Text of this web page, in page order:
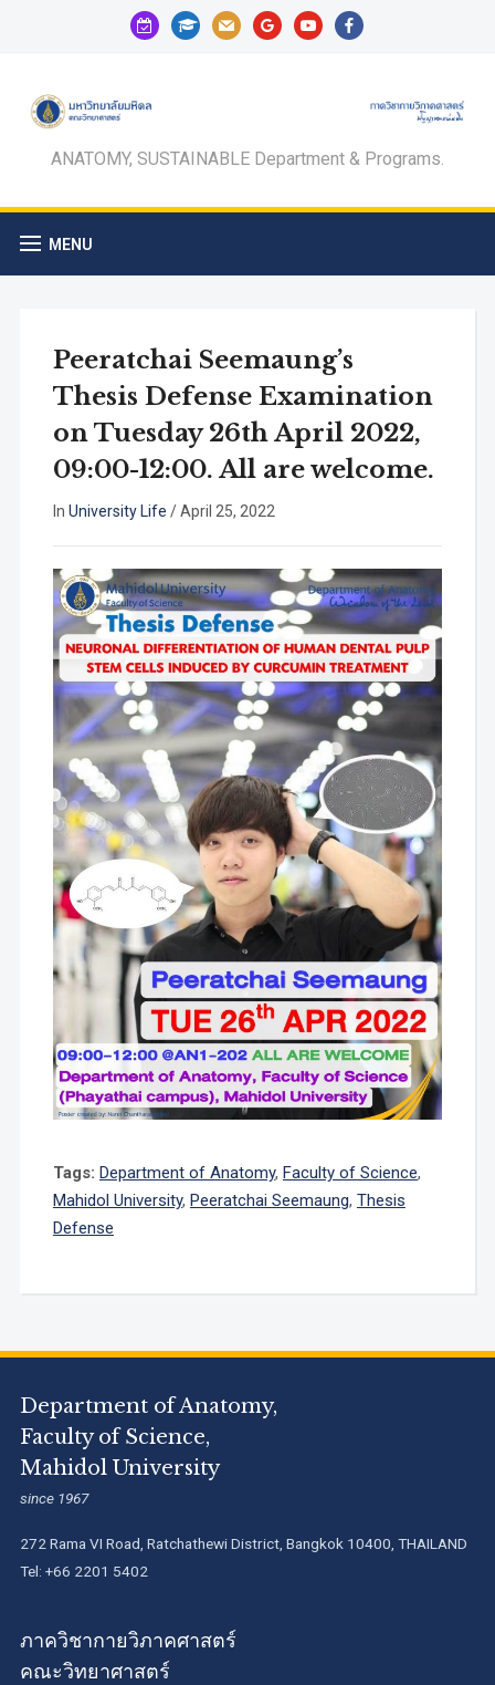
calendar-
check-
graduation-
cap
mail googleyoutubefacebook
ANATOMY, SUSTAINABLE Department & Programs.
MENU
Peeratchai Seemaung’s
Thesis Defense Examination
on Tuesday 26th April 2022,
09:00-12:00. All are welcome.
In University Life /April 25, 2022
Tags: Department of Anatomy, Faculty of Science,
Mahidol University, Peeratchai Seemaung, Thesis
Defense
Department of Anatomy,
Faculty of Science,
Mahidol University
since 1967
272 Rama VI Road, Ratchathewi District, Bangkok 10400, THAILAND
Tel: +66 2201 5402
ภาควิชากายวิภาคศาสตร์
คณะวิทยาศาสตร์